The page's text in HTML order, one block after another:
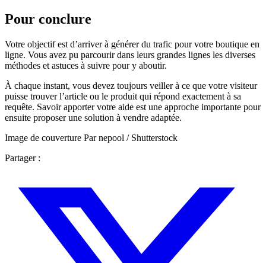
Pour conclure
Votre objectif est d’arriver à générer du trafic pour votre boutique en
ligne. Vous avez pu parcourir dans leurs grandes lignes les diverses
méthodes et astuces à suivre pour y aboutir.
À chaque instant, vous devez toujours veiller à ce que votre visiteur
puisse trouver l’article ou le produit qui répond exactement à sa
requête. Savoir apporter votre aide est une approche importante pour
ensuite proposer une solution à vendre adaptée.
Image de couverture Par nepool / Shutterstock
Partager :